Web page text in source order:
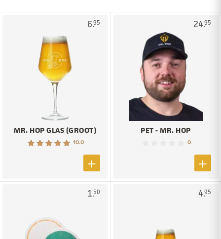
6.95
MR. HOP GLAS (GROOT)
10.0
24.95
PET - MR. HOP
0
1.50 4.95